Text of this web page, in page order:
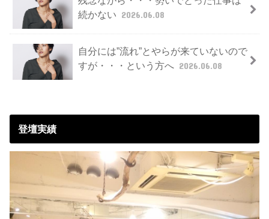
続かない 2026.06.08
自分には”流れ”とやらが来ていないので
すが・・・という方へ 2026.06.08
登壇実績